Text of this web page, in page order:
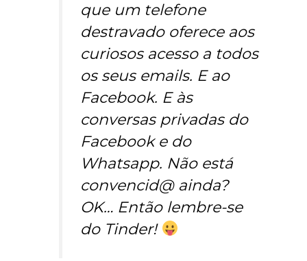
que um telefone
destravado oferece aos
curiosos acesso a todos
os seus emails. E ao
Facebook. E às
conversas privadas do
Facebook e do
Whatsapp. Não está
convencid@ ainda?
OK… Então lembre-se
do Tinder!